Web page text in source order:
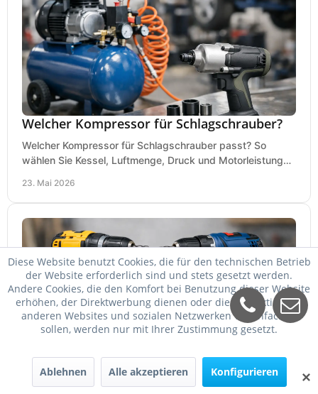
Welcher Kompressor für Schlagschrauber?
Welcher Kompressor für Schlagschrauber passt? So
wählen Sie Kessel, Luftmenge, Druck und Motorleistung
23. Mai 2026
DeWalt oder Bosch Professional?
DeWalt oder Bosch Professional? Der Vergleich zeigt,
welche Marke bei Akku, Leistung, Ergonomie, Sortiment
✕
Diese Website benutzt Cookies, die für den technischen Betrieb
der Website erforderlich sind und stets gesetzt werden.
Andere Cookies, die den Komfort bei Benutzung dieser Website
erhöhen, der Direktwerbung dienen oder die Interaktion mit
anderen Websites und sozialen Netzwerken vereinfachen
sollen, werden nur mit Ihrer Zustimmung gesetzt.
Ablehnen Alle akzeptieren Konfigurieren